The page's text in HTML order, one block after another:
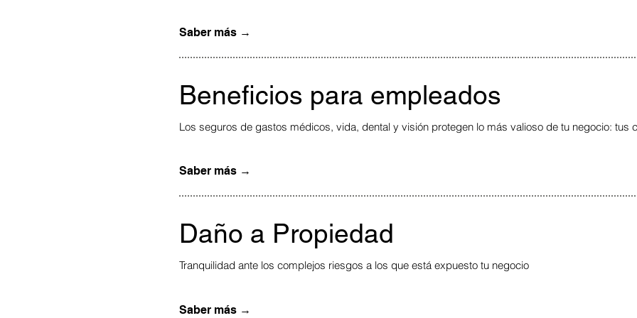
Saber más →
Beneficios para empleados
Los seguros de gastos médicos, vida, dental y visión protegen lo más valioso de tu negocio: tus
Saber más →
Daño a Propiedad
Tranquilidad ante los complejos riesgos a los que está expuesto tu negocio
Saber más →